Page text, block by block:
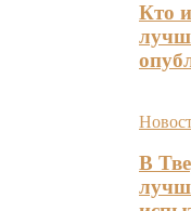
Кто
В